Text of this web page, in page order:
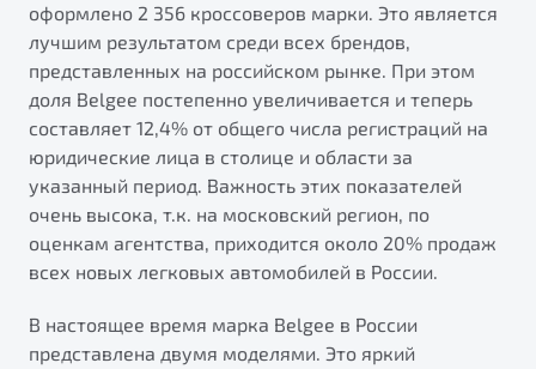
Элегантный и практичный седан
от 1 699 990 ₽*
Обзор В наличии
X70
Узнайте о специальных выгодах при покупке
автомобиля Belgee
Подробно
Автомобили в наличии
Тест-драйв
Спецпредложения
Будьте еще более уверены на дорогах с программой
"Помощь на дорогах"
Преимущества программы
оформлено 2 356 кроссоверов марки. Это является
лучшим результатом среди всех брендов,
представленных на российском рынке. При этом
доля Belgee постепенно увеличивается и теперь
составляет 12,4% от общего числа регистраций на
юридические лица в столице и области за
указанный период. Важность этих показателей
очень высока, т.к. на московский регион, по
оценкам агентства, приходится около 20% продаж
всех новых легковых автомобилей в России.
В настоящее время марка Belgee в России
представлена двумя моделями. Это яркий